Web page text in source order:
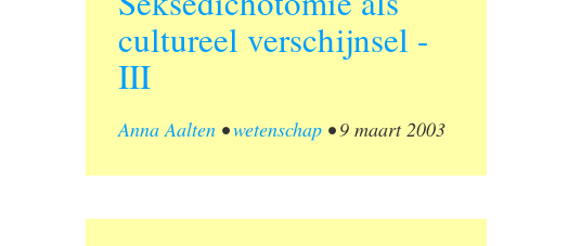
cultureel verschijnsel -
III
Anna Aalten •wetenschap •9 maart 2003